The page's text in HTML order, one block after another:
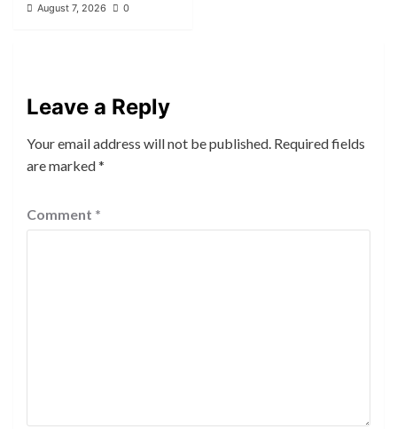
August 7, 2026
0
Leave a Reply
Your email address will not be published. Required fields
are marked*
Comment *